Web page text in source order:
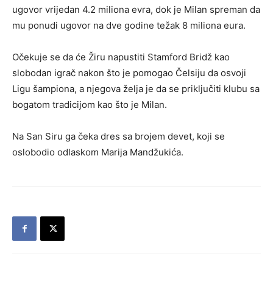
ugovor vrijedan 4.2 miliona evra, dok je Milan spreman da
mu ponudi ugovor na dve godine težak 8 miliona eura.
Očekuje se da će Žiru napustiti Stamford Bridž kao
slobodan igrač nakon što je pomogao Čelsiju da osvoji
Ligu šampiona, a njegova želja je da se priključiti klubu sa
bogatom tradicijom kao što je Milan.
Na San Siru ga čeka dres sa brojem devet, koji se
oslobodio odlaskom Marija Mandžukića.